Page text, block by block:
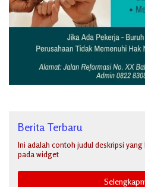
Berita Terbaru
Ini adalah contoh judul deskripsi yang
pada widget